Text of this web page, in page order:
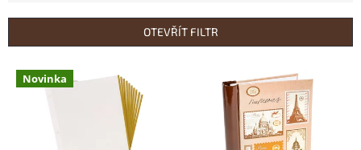
í
OTEVŘÍT FILTR
V Novinka